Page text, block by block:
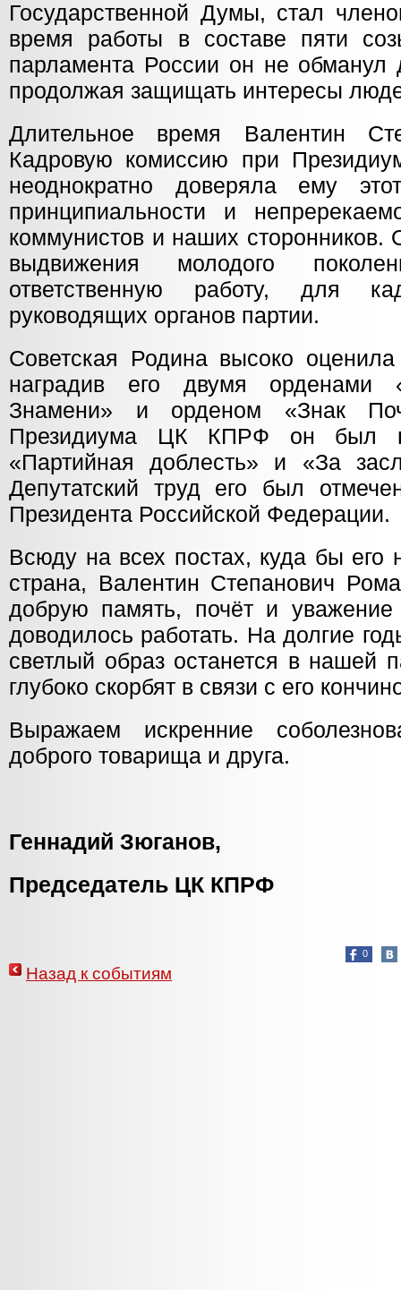
Государственной Думы, стал
время работы в составе пяти
парламента России он не обманул
продолжая защищать интересы
Длительное время Валентин
Кадровую комиссию при
неоднократно доверяла ему
принципиальности и
коммунистов и наших сторонников.
выдвижения молодого
ответственную работу, для
руководящих органов партии.
Советская Родина высоко
наградив его двумя орденами
Знамени» и орденом «Знак
Президиума ЦК КПРФ он был
«Партийная доблесть» и «За
Депутатский труд его был
Президента Российской Федерации.
Всюду на всех постах, куда бы его
страна, Валентин Степанович
добрую память, почёт и
доводилось работать. На долгие
светлый образ останется в нашей
глубоко скорбят в связи с его
Выражаем искренние
доброго товарища и друга.
Геннадий Зюганов,
Председатель ЦК КПРФ
0
Назад к событиям